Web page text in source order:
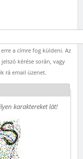
a címre fog küldeni. Az
kérése során, vagy
rá email üzenet.
karaktereket lát!